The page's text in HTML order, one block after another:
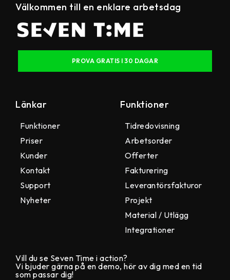
Välkommen till en enklare arbetsdag
PROVA GRATIS I 30 DAGAR
Länkar
Funktioner
Priser
Kunder
Kontakt
Support
Nyheter
Funktioner
Tidredovisning
Arbetsorder
Offerter
Fakturering
Leverantörsfakturor
Projekt
Material / Utlägg
Integrationer
Vill du se Seven Time i action?
Vi bjuder gärna på en demo, hör av dig med en tid
som passar dig!